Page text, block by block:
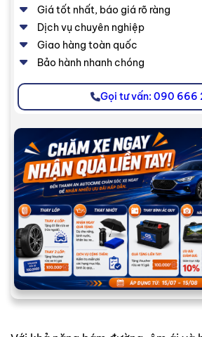
Giá tốt nhất, báo giá rõ ràng
Dịch vụ chuyên nghiệp
Giao hàng toàn quốc
Bảo hành nhanh chóng
Gọi tư vấn: 090 666